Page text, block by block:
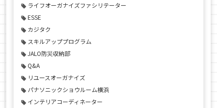
ライフオーガナイズファシリテーター
ESSE
カジタク
スキルアッププログラム
JALO防災収納部
Q&A
リユースオーガナイズ
パナソニックショウルーム横浜
インテリアコーディネーター